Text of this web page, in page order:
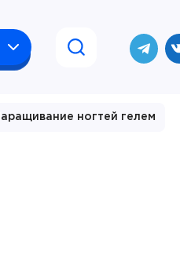
ногтей гелем